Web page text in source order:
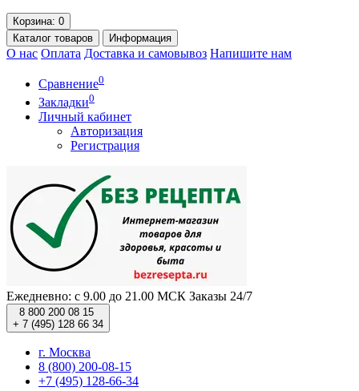
Корзина: 0
Каталог товаров Информация
О нас Оплата Доставка и самовывоз Напишите нам
Сравнение0
Закладки0
Личный кабинет
Авторизация
Регистрация
Ежедневно: с 9.00 до 21.00 МСК Заказы 24/7
8 800 200 08 15
+ 7 (495) 128 66 34
г. Москва
8 (800) 200-08-15
+7 (495) 128-66-34